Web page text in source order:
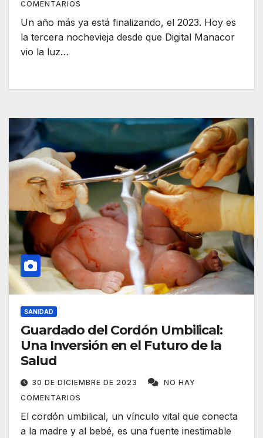
COMENTARIOS
Un año más ya está finalizando, el 2023. Hoy es
la tercera nochevieja desde que Digital Manacor
vio la luz…
SANIDAD
Guardado del Cordón Umbilical:
Una Inversión en el Futuro de la
Salud
30 DE DICIEMBRE DE 2023
NO HAY
COMENTARIOS
El cordón umbilical, un vínculo vital que conecta
a la madre y al bebé, es una fuente inestimable